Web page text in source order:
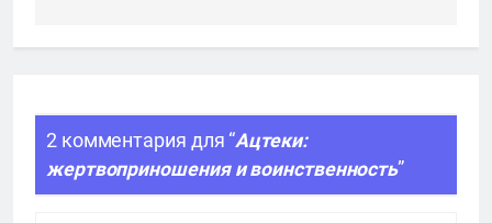
2 комментария для “Ацтеки:
жертвоприношения и воинственность”